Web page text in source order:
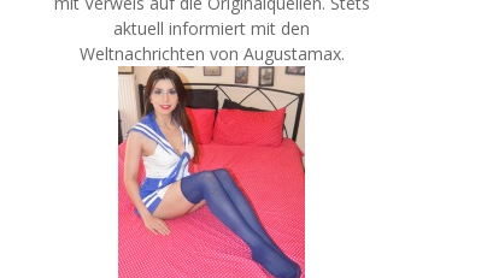
aktuell informiert mit den
Weltnachrichten von Augustamax.